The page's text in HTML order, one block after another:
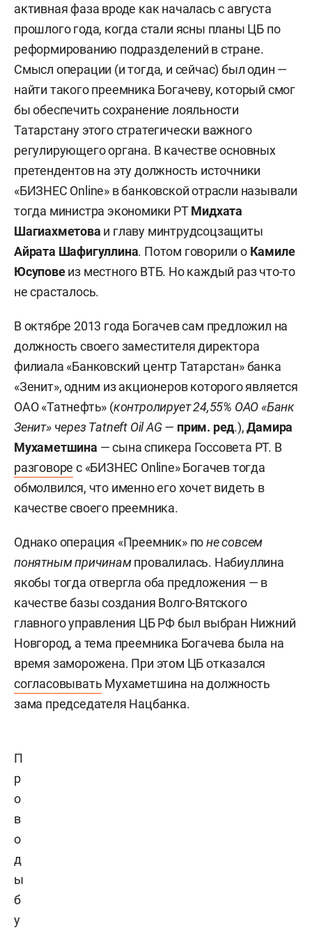
активная фаза вроде как началась с августа
прошлого года, когда стали ясны планы ЦБ по
реформированию подразделений в стране.
Смысл операции (и тогда, и сейчас) был один —
найти такого преемника Богачеву, который смог
бы обеспечить сохранение лояльности
Татарстану этого стратегически важного
регулирующего органа. В качестве основных
претендентов на эту должность источники
«БИЗНЕС Online» в банковской отрасли называли
тогда министра экономики РТМидхата
Шагиахметова и главу минтрудсоцзащиты
Айрата Шафигуллина. Потом говорили о Камиле
Юсуповеиз местного ВТБ. Но каждый раз что-то
не срасталось.
В октябре 2013 года Богачев сам предложил на
должность своего заместителя директора
филиала «Банковский центр Татарстан» банка
«Зенит», одним из акционеров которого является
ОАО «Татнефть» (контролирует 24,55% ОАО «Банк
Зенит» через Tatneft Oil AG — прим. ред.),Дамира
Мухаметшина — сына спикера Госсовета РТ. В
разговоре с «БИЗНЕС Online» Богачев тогда
обмолвился, что именно его хочет видеть в
качестве своего преемника.
Однако операция «Преемник» поне совсем
понятным причинампровалилась. Набиуллина
якобы тогда отвергла оба предложения — в
качестве базы создания Волго-Вятского
главного управления ЦБ РФ был выбран Нижний
Новгород, а тема преемника Богачева была на
время заморожена. При этом ЦБ отказался
согласовывать Мухаметшина на должность
зама председателя Нацбанка.
П
р
о
в
о
д
ы
б
у